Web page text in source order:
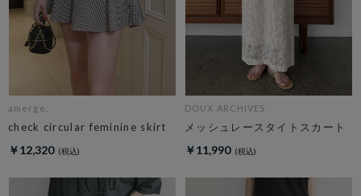
amerge.
check circular feminine skirt
￥12,320
DOUX ARCHIVES
メッシュレースタイトスカート
￥11,990